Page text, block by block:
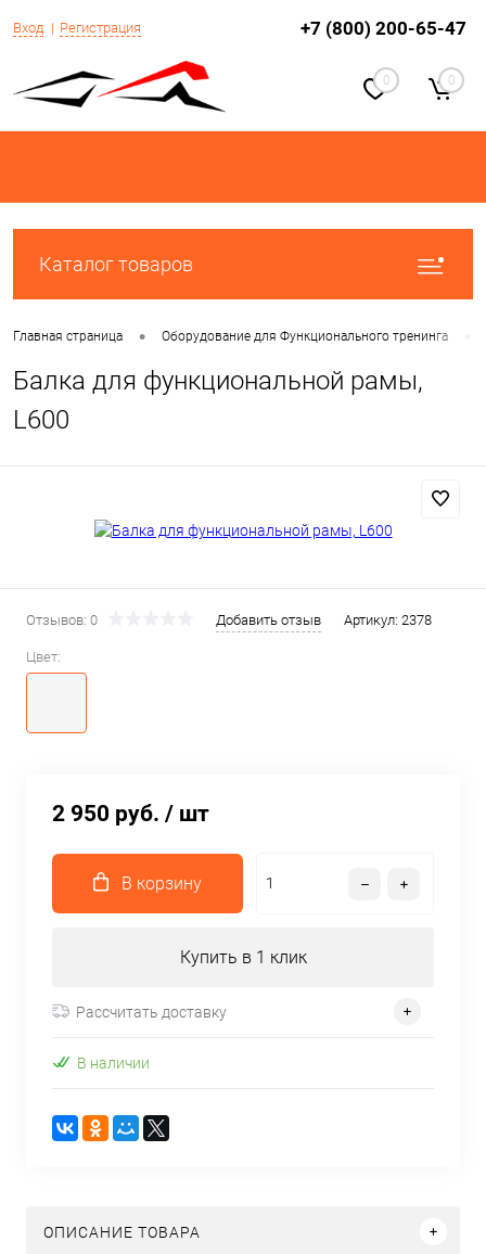
Вход Регистрация +7 (800) 200-65-47
0 0
Каталог товаров
Главная страница • Оборудование для Функционального тренинга
Балка для функциональной рамы,
L600
Отзывов: 0 Добавить отзыв Артикул: 2378
Цвет:
2 950 руб. / шт
В корзину
Купить в 1 клик
Рассчитать доставку
В наличии
ОПИСАНИЕ ТОВАРА